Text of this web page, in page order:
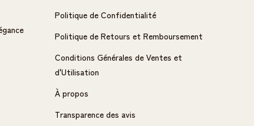
Politique de Confidentialité
Politique de Retours et Remboursement
Conditions Générales de Ventes et
d'Utilisation
À propos
Transparence des avis